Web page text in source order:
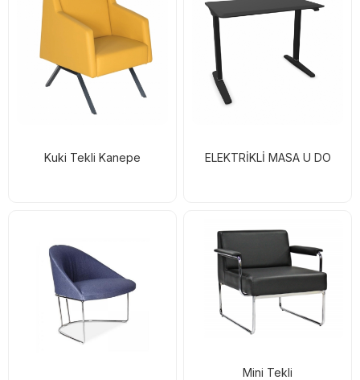
Kuki Tekli Kanepe ELEKTRİKLİ MASA U DO
Mini Tekli